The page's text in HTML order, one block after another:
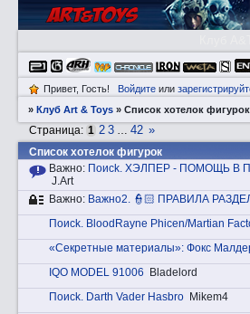
Привет, Гость! Войдитеили
»Клуб Art & Toys »Список хотелок фигурок
Список хотелок фигурок
Страница: 1 2 3 … 42 »
Важно: Пoиck. ХЭЛПЕР - ПОМОЩЬ В
J.Art
Важно: Вaжнo2. 👮🏻 ПРАВИЛА
Пoиck. BloodRayne Phicen/Martian
«Секретные материалы»: Фокс
IQO MODEL 91006
Bladelord
Пoиck. Darth Vader Hasbro Mikem4